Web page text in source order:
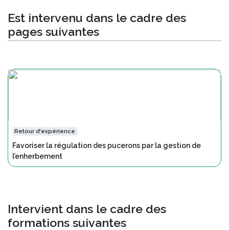
Est intervenu dans le cadre des
pages suivantes
Retour d'expérience
Favoriser la régulation des pucerons par la gestion de
l’enherbement
Intervient dans le cadre des
formations suivantes